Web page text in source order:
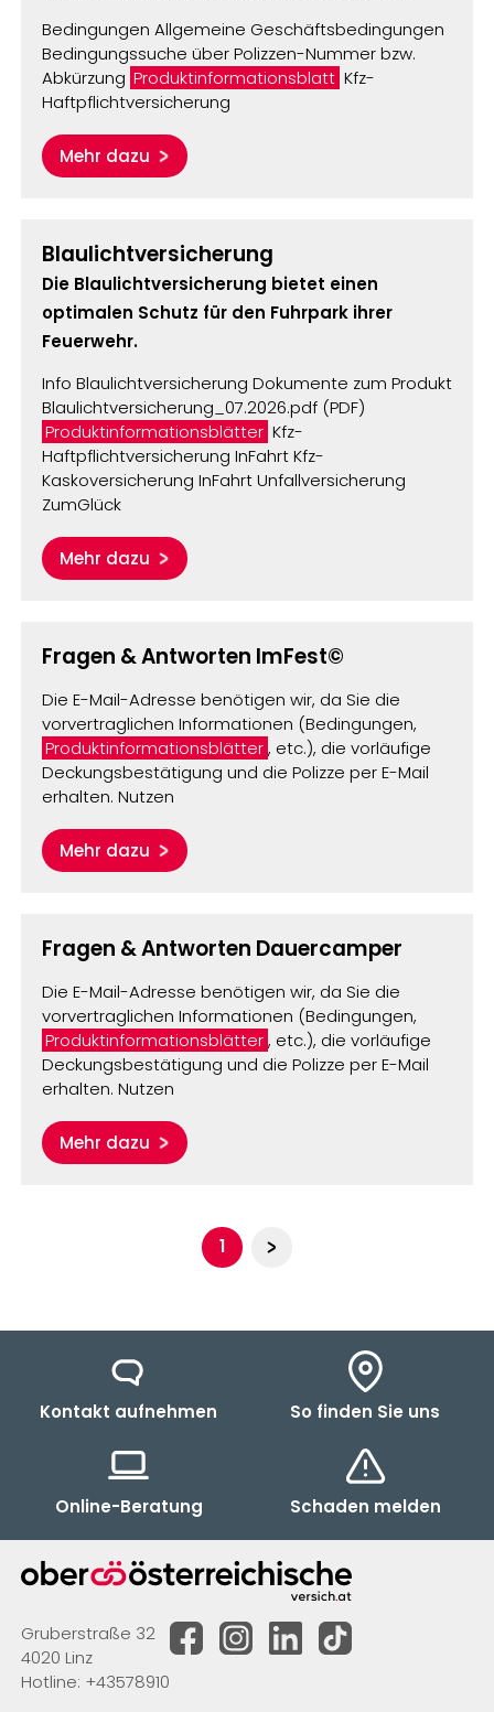
Bedingungen Allgemeine Geschäftsbedingungen
Bedingungssuche über Polizzen-Nummer bzw.
Abkürzung Produktinformationsblatt Kfz-
Haftpflichtversicherung
Mehr dazu
Blaulichtversicherung
Die Blaulichtversicherung bietet einen
optimalen Schutz für den Fuhrpark ihrer
Feuerwehr.
Info Blaulichtversicherung Dokumente zum Produkt
Blaulichtversicherung_07.2026.pdf (PDF)
Produktinformationsblätter Kfz-
Haftpflichtversicherung InFahrt Kfz-
Kaskoversicherung InFahrt Unfallversicherung
ZumGlück
Mehr dazu
Fragen & Antworten ImFest©
Die E-Mail-Adresse benötigen wir, da Sie die
vorvertraglichen Informationen (Bedingungen,
Produktinformationsblätter, etc.), die vorläufige
Deckungsbestätigung und die Polizze per E-Mail
erhalten. Nutzen
Mehr dazu
Fragen & Antworten Dauercamper
Die E-Mail-Adresse benötigen wir, da Sie die
vorvertraglichen Informationen (Bedingungen,
Produktinformationsblätter, etc.), die vorläufige
Deckungsbestätigung und die Polizze per E-Mail
erhalten. Nutzen
Mehr dazu
1 Seite 1
Kontakt aufnehmen So finden Sie uns
Online-Beratung Schaden melden
Gruberstraße 32
4020 Linz
Hotline: +43578910